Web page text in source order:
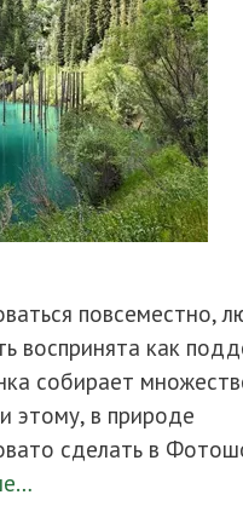
повсеместно,
воспринята как
собирает
этому, в природе
сделать в